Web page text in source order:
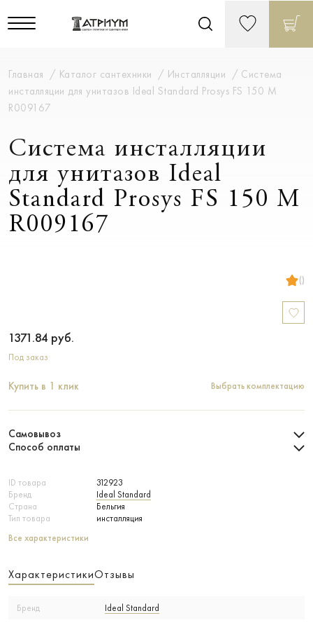
Главная Каталог сантехники Инсталляции
Система
инсталляции для унитазов Ideal Standard Prosys FS 150 M
R009167
Система инсталляции
для унитазов Ideal
Standard Prosys FS 150 M
R009167
()
ID товара
312923
Бренд
Ideal Standard
Страна
Бельгия
Тип товара
инсталляция
Все характеристики
1371.84 руб.
Под заказ
Купить в 1 клик Выбрать комплектацию
Самовывоз
Способ оплаты
ХарактеристикиОтзывы
Бренд Ideal Standard